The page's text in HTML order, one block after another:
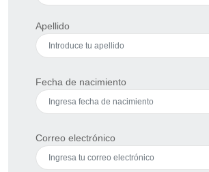
Apellido
Fecha de nacimiento
Correo electrónico